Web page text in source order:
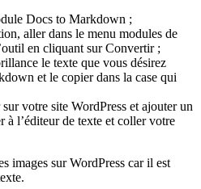
Docs to Markdown ;
aller dans le menu modules de
en cliquant sur Convertir ;
le texte que vous désirez
et le copier dans la case qui
votre site WordPress et ajouter un
à l’éditeur de texte et coller votre
images sur WordPress car il est